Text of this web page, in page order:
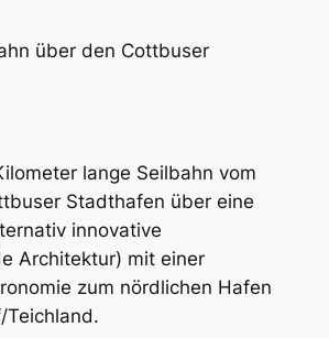
über den Cottbuser
lange Seilbahn vom
Stadthafen über eine
innovative
Architektur) mit einer
zum nördlichen Hafen
Teichland.